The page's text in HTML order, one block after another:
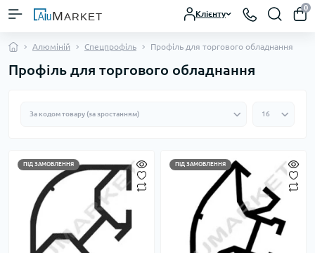
Клієнту
0
Алюміній Спецпрофіль Профіль для торгового обладнання
Профіль для торгового обладнання
ПІД ЗАМОВЛЕННЯ ПІД ЗАМОВЛЕННЯ